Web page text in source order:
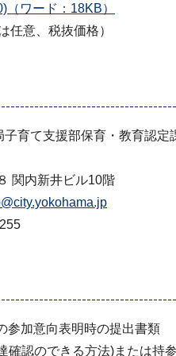
ワード：18KB）
任意、税抜価格）
育て支援部保育・教育認定
関内新井ビル10階
参加意向表明時の提出書類
確認のできる方法)または持